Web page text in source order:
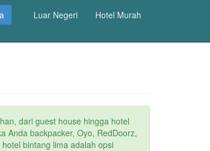
Luar Negeri Hotel Murah
dari guest house hingga hotel
Anda backpacker, Oyo, RedDoorz,
bintang lima adalah opsi